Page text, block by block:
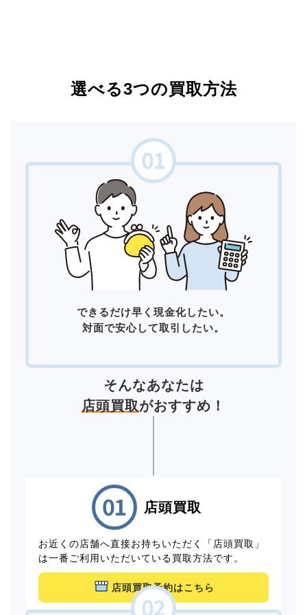
選べる3つの買取方法
できるだけ早く現金化したい。
対面で安心して取引したい。
そんなあなたは
店頭買取がおすすめ！
店頭買取
お近くの店舗へ直接お持ちいただく「店頭買取」
は一番ご利用いただいている買取方法です。
店頭買取予約はこちら